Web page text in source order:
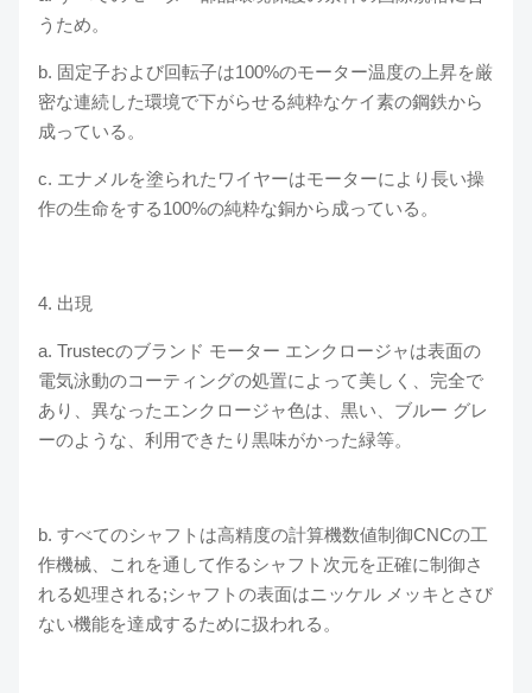
うため。
b. 固定子および回転子は100%のモーター温度の上昇を厳
密な連続した環境で下がらせる純粋なケイ素の鋼鉄から
成っている。
c. エナメルを塗られたワイヤーはモーターにより長い操
作の生命をする100%の純粋な銅から成っている。
4. 出現
a. Trustecのブランド モーター エンクロージャは表面の
電気泳動のコーティングの処置によって美しく、完全で
あり、異なったエンクロージャ色は、黒い、ブルー グレ
ーのような、利用できたり黒味がかった緑等。
b. すべてのシャフトは高精度の計算機数値制御CNCの工
作機械、これを通して作るシャフト次元を正確に制御さ
れる処理される;シャフトの表面はニッケル メッキとさび
ない機能を達成するために扱われる。